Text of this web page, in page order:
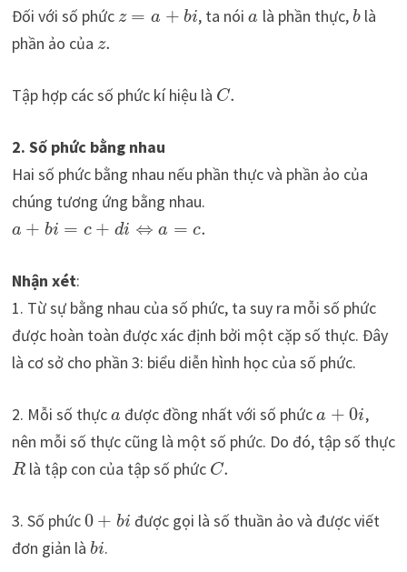
Đối với số phức z = a + bi, ta nóia là phần thực, blà
phần ảo của z.
Tập hợp các số phức kí hiệu là C.
2. Số phức bằng nhau
Hai số phức bằng nhau nếu phần thực và phần ảo của
chúng tương ứng bằng nhau.
a + bi = c + di ⇔ a = c.
Nhận xét:
1. Từ sự bằng nhau của số phức, ta suy ra mỗi số phức
được hoàn toàn được xác định bởi một cặp số thực. Đây
là cơ sở cho phần 3: biểu diễn hình học của số phức.
2. Mỗi số thực a được đồng nhất với số phứca + 0i,
nên mỗi số thực cũng là một số phức. Do đó, tập số thực
R là tập con của tập số phức C.
3. Số phức0 + bi được gọi là số thuần ảo và được viết
đơn giản là bi.